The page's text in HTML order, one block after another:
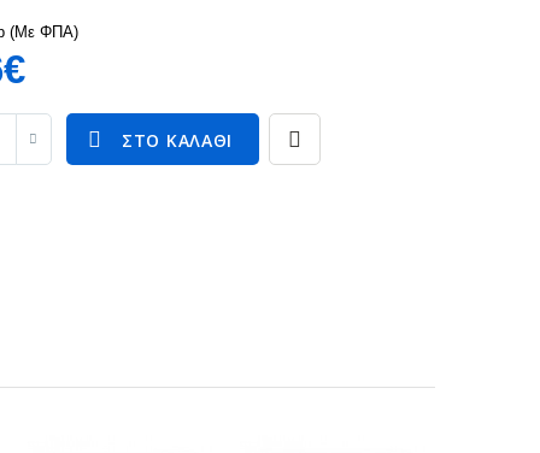
(Με ΦΠΑ)
ΣΤΟ ΚΑΛΆΘΙ